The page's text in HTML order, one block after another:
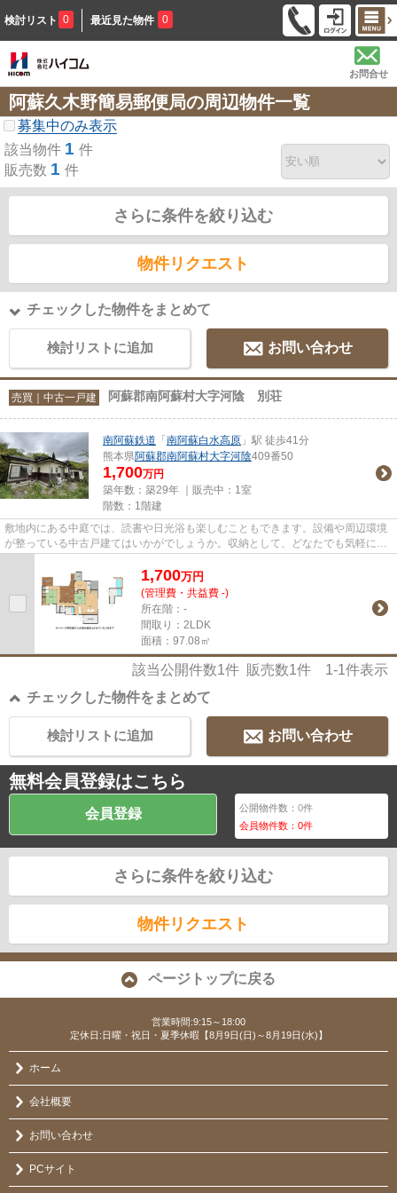
検討リスト 0 最近見た物件 0
お問合せ
阿蘇久木野簡易郵便局の周辺物件一覧
募集中のみ表示
該当物件 1 件
販売数 1 件
さらに条件を絞り込む
物件リクエスト
チェックした物件をまとめて
検討リストに追加 お問い合わせ
売買｜中古一戸建 阿蘇郡南阿蘇村大字河陰 別荘
南阿蘇鉄道 「 南阿蘇白水高原 」駅 徒歩41分
熊本県阿蘇郡南阿蘇村大字河陰409番50
1,700万円
築年数：築29年 ｜販売中： 1室
階数：1階建
敷地内にある中庭では、読書や日光浴も楽しむこともできます。設備や周辺環境
が整っている中古戸建てはいかがでしょうか。収納として、どなたでも気軽に扱
1,700万円
(管理費・共益費 -)
所在階：-
間取り：2LDK
面積：97.08㎡
該当公開件数1件 販売数1件 1-1件表示
チェックした物件をまとめて
お問い合わせ
検討リストに追加
無料会員登録はこちら
会員登録 公開物件数：0件
会員物件数：0件
さらに条件を絞り込む
物件リクエスト
ページトップに戻る
営業時間:9:15～18:00
定休日:日曜・祝日・夏季休暇【8月9日(日)～8月19日(水)】
ホーム
会社概要
お問い合わせ
PCサイト